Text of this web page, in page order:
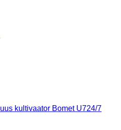
uus kultivaator Bomet U724/7